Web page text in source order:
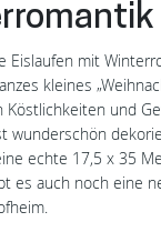
Eislaufen mit
kleines
und
wunderschön
echte 17,5 x 35
es auch noch eine